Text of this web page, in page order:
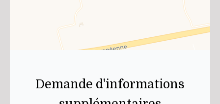
Demande d'informations